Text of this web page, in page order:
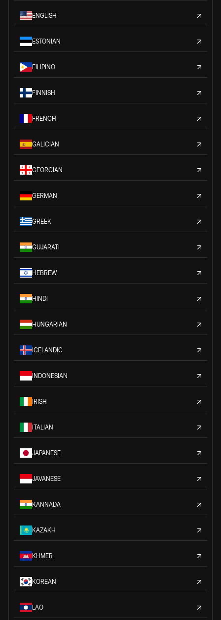
ENGLISH
ESTONIAN
FILIPINO
FINNISH
FRENCH
GALICIAN
GEORGIAN
GERMAN
GREEK
GUJARATI
HEBREW
HINDI
HUNGARIAN
ICELANDIC
INDONESIAN
IRISH
ITALIAN
JAPANESE
JAVANESE
KANNADA
KAZAKH
KHMER
KOREAN
LAO